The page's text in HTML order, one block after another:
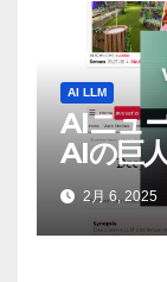
AI LLM
AIニュ
AIの巨
ール街
The
2月 6, 2025